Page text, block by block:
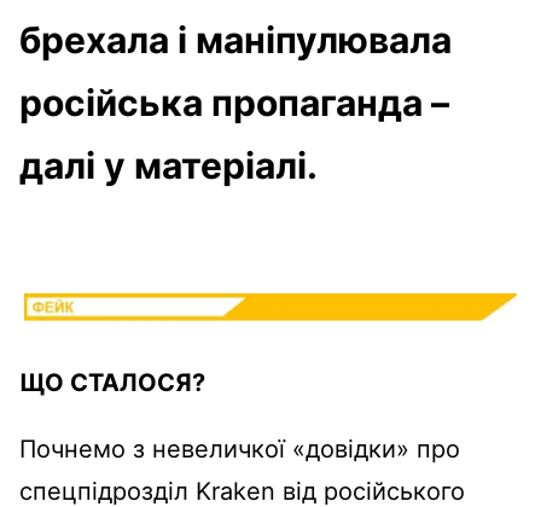
брехала і маніпулювала
російська пропаганда –
далі у матеріалі.
ЩО СТАЛОСЯ?
Почнемо з невеличкої «довідки» про
спецпідрозділ Kraken від російського